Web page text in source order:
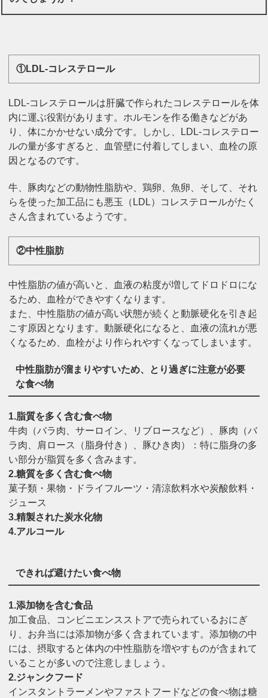
①LDL-コレステロール
LDL-コレステロールは肝臓で作られたコレステロールを体
内に運ぶ役割があります。ホルモンを作る働きなどがあ
り、体にかかせない成分です。
しかし、LDL-コレステロー
ルの量が多すぎると、血管壁に付着してしまい、血栓の原
因となるのです。
牛、豚肉などの動物性脂肪や、鶏卵、魚卵、そして、それ
らを使った加工品にも悪玉（LDL）コレステロールがたく
さん含まれているようです。
②中性脂肪
中性脂肪の値が高いと、血液の粘度が増してドロドロにな
るため、血栓ができやすくなります。
また、中性脂肪の値が高い状態が続くと動脈硬化を引き起
こす原因となります。動脈硬化になると、血液の流れが悪
くなるため、血栓がより作られやすくなってしまいます。
中性脂肪が溜まりやすいため、とり過ぎに注意が必要
な食べ物
1.脂質を多く含む食べ物
牛肉（バラ肉、サーロイン、リブロースなど）、豚肉（バ
ラ肉、肩ロース（脂身付き）、豚ひき肉）：特に脂身の多
い部分が脂質を多く含みます。
2.糖質を多く含む食べ物
菓子類・果物・ドライフルーツ・清涼飲料水や炭酸飲料・
ジュース
3.精製された炭水化物
4.アルコール
できれば避けたい食べ物
1.添加物を含む食品
加工食品、コンビニエンスストアで売られているおにぎ
り、お弁当には添加物が多く含まれています。添加物の中
には、摂取すると体内の中性脂肪を増やすものが含まれて
いることが多いので注意しましょう。
2.ジャンクフード
インスタントラーメンやファストフードなどの食べ物は糖